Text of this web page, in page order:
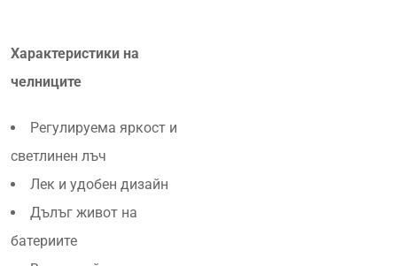
Характеристики на
челниците
Регулируема яркост и
светлинен лъч
Лек и удобен дизайн
Дълъг живот на
батериите